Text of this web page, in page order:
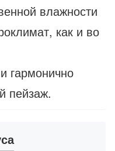
влажности
как и во
гармонично
пейзаж.